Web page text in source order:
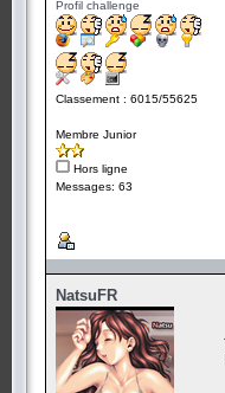
Profil challenge
Classement : 6015/55625
Membre Junior
Hors ligne
Messages: 63
NatsuFR